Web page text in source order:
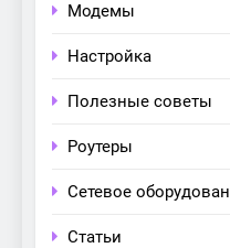
Модемы
Настройка
Полезные советы
Роутеры
Сетевое
Статьи